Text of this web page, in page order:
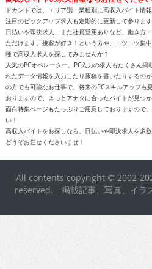
ドカントでは、エリア別・業種別に高収入バイト情
注目のピックアップ求人も定期的に更新して参りま
日払いや即決求人、また社員登用ありなど、働き方
ただけます。接客が好き！という方や、コツコツ集
種で高収入求人を探してみませんか？
人気のPCオペレーター、PC入力の求人もたくさん
れたデータ情報を入力したり原稿を書いたりするの
の方でも可能なお仕事で、将来のPCスキルアップも
おりますので、きっとアナタに合ったバイトが見つか
面白特集ページもたっぷりご用意しておりますので
い！
高収入バイトをお探しなら、日払いや即決求人を多
どうぞお任せくださいませ！
All contents copyright © 2002-
reserved. 掲載記事、写真、イラ